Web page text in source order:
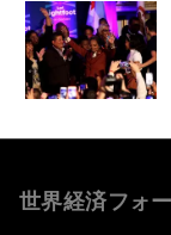
世界経済フォ